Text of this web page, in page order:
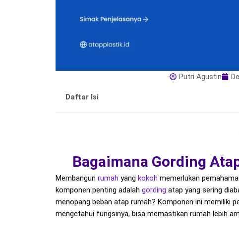
Putri Agustin
Daftar Isi
Bagaimana Gording
Membangun rumah yang kokoh memerlukan
komponen penting adalah gording atap yang sering
menopang beban atap rumah? Komponen ini memiliki
mengetahui fungsinya, bisa memastikan rumah lebih